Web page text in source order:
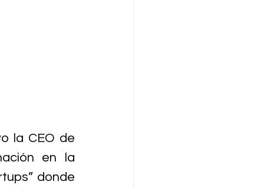
la CEO de
en la
donde